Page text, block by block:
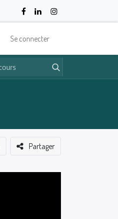
Se connecter
Partager